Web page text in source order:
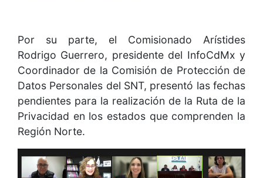
Por su parte, el Comisionado Arístides
Rodrigo Guerrero, presidente del InfoCdMx y
Coordinador de la Comisión de Protección de
Datos Personales del SNT, presentó las fechas
pendientes para la realización de la Ruta de la
Privacidad en los estados que comprenden la
Región Norte.